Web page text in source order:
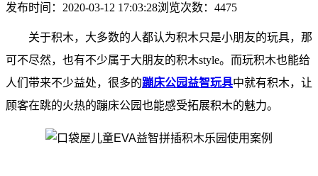
发布时间： 2020-03-12 17:03:28浏览次数：4475
关于积木，大多数的人都认为积木只是小朋友的玩具，那
可不尽然，也有不少属于大朋友的积木style。而玩积木也能给
人们带来不少益处，很多的蹦床公园益智玩具中就有积木，让
顾客在跳的火热的蹦床公园也能感受拓展积木的魅力。